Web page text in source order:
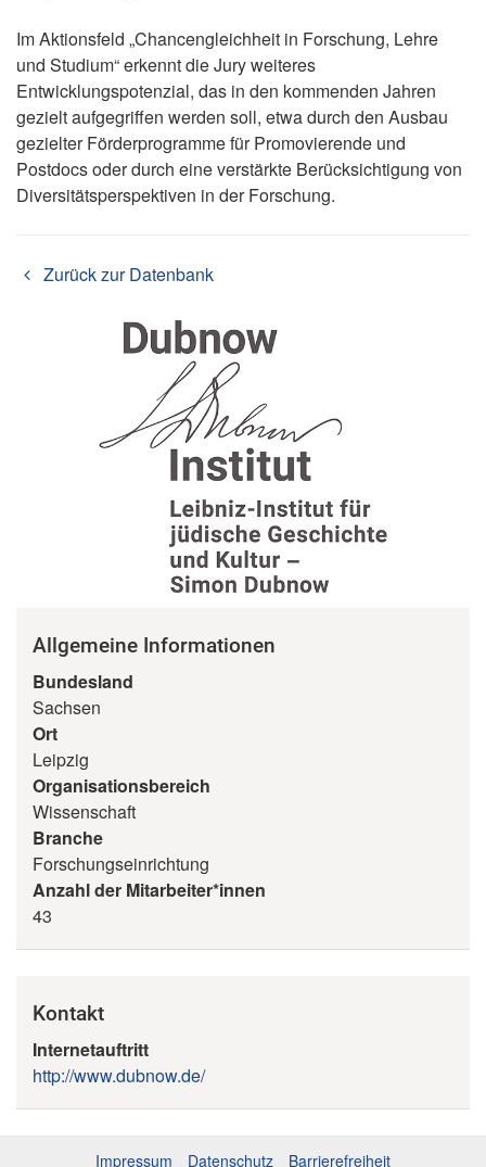
Im Aktionsfeld „Chancengleichheit in Forschung, Lehre
und Studium“ erkennt die Jury weiteres
Entwicklungspotenzial, das in den kommenden Jahren
gezielt aufgegriffen werden soll, etwa durch den Ausbau
gezielter Förderprogramme für Promovierende und
Postdocs oder durch eine verstärkte Berücksichtigung von
Diversitätsperspektiven in der Forschung.
Zurück zur Datenbank
Allgemeine Informationen
Bundesland
Sachsen
Ort
Leipzig
Organisationsbereich
Wissenschaft
Branche
Forschungseinrichtung
Anzahl der Mitarbeiter*innen
43
Kontakt
Internetauftritt
http://www.dubnow.de/
Impressum Datenschutz Barrierefreiheit